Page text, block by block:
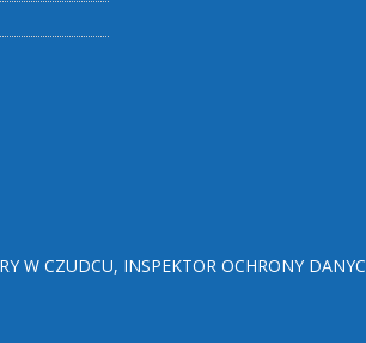
W CZUDCU, INSPEKTOR OCHRONY